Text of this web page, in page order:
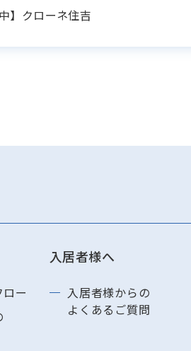
】クローネ住吉
ー
入居者様へ
入居者様からの
よくあるご質問